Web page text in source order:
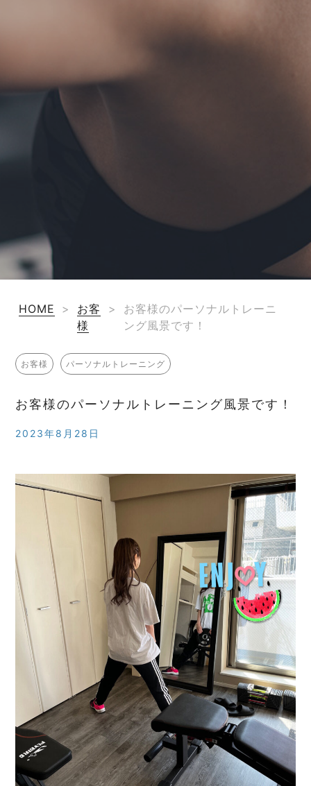
HOME >
お客
様
>
お客様のパーソナルトレーニ
ング風景です！
お客様 パーソナルトレーニング
お客様のパーソナルトレーニング風景です！
2023年8月28日